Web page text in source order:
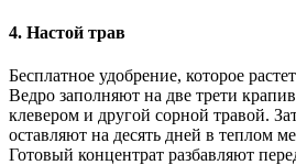
4. Настой трав
Бесплатное удобрение, которое
Ведро заполняют на две трети
клевером и другой сорной травой.
оставляют на десять дней в теплом
Готовый концентрат разбавляют